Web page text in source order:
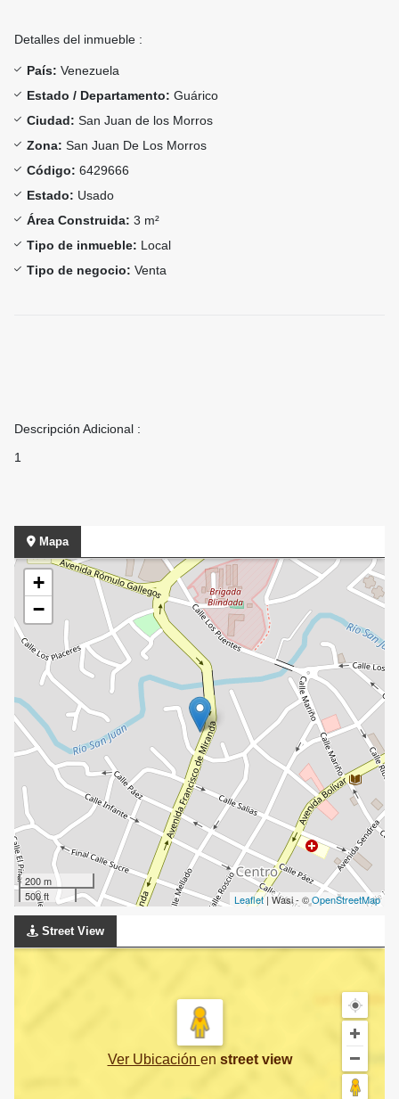
Detalles del inmueble :
País: Venezuela
Estado / Departamento: Guárico
Ciudad: San Juan de los Morros
Zona: San Juan De Los Morros
Código: 6429666
Estado: Usado
Área Construida: 3 m²
Tipo de inmueble: Local
Tipo de negocio: Venta
Descripción Adicional :
1
Mapa
+
−
200 m
500 ft
Leaflet| Wasi - ©OpenStreetMap
Street View
Ver Ubicación en street view